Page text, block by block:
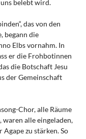
belebt wird.
das von den
begann die
Elbs vornahm. In
er die Frohbotinnen
die Botschaft Jesu
der Gemeinschaft
Chor, alle Räume
alle eingeladen,
zu stärken. So